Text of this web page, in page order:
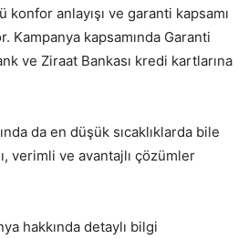
anlayışı ve garanti kapsamı
kapsamında Garanti
ve Ziraat Bankası kredi kartlarına
da en düşük sıcaklıklarda bile
verimli ve avantajlı çözümler
hakkında detaylı bilgi